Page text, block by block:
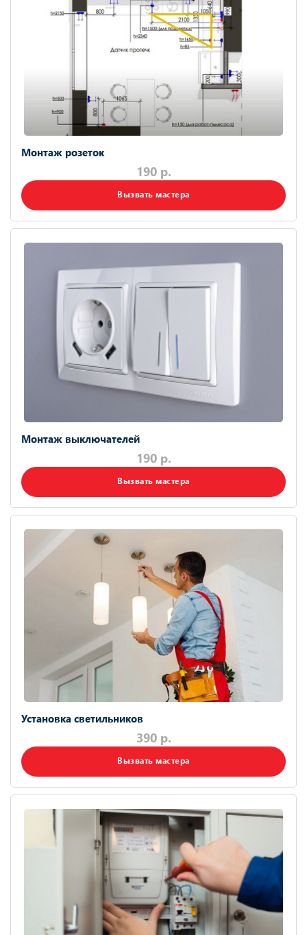
Монтаж розеток
190 р.
Вызвать мастера
Монтаж выключателей
190 р.
Вызвать мастера
Установка светильников
390 р.
Вызвать мастера